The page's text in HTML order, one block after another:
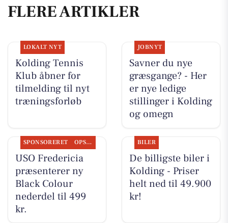
FLERE ARTIKLER
LOKALT NYT
Kolding Tennis
Klub åbner for
tilmelding til nyt
træningsforløb
JOBNYT
Savner du nye
græsgange? - Her
er nye ledige
stillinger i Kolding
og omegn
SPONSORERET OPSLAGSTAVLEN
USO Fredericia
præsenterer ny
Black Colour
nederdel til 499
kr.
BILER
De billigste biler i
Kolding - Priser
helt ned til 49.900
kr!